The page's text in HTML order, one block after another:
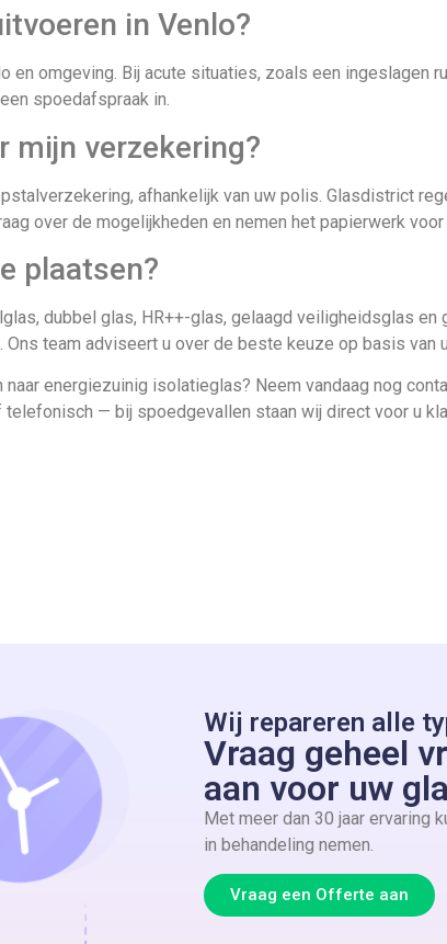
in Venlo?
en omgeving. Bij acute situaties, zoals een ingeslagen
spoedafspraak in.
mijn verzekering?
afhankelijk van uw polis. Glasdistrict
over de mogelijkheden en nemen het papierwerk voor
plaatsen?
dubbel glas, HR++-glas, gelaagd veiligheidsglas
team adviseert u over de beste keuze op basis van
energiezuinig isolatieglas? Neem vandaag nog
— bij spoedgevallen staan wij direct voor u
Wij repareren alle
Vraag geheel
aan voor uw
Met meer dan 30 jaar ervaring
in behandeling nemen.
Vraag een Offerte aan